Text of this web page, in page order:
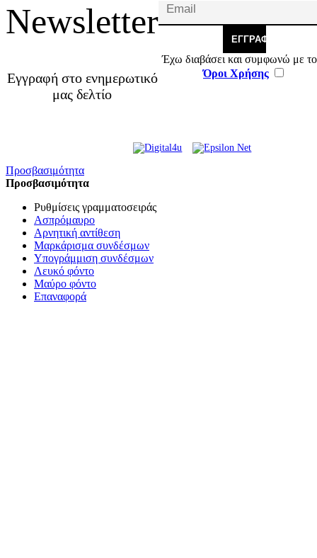
Newsletter
Εγγραφή στο ενημερωτικό
μας δελτίο
ΕΓΓΡΑΦΉ
Έχω διαβάσει και συμφωνώ με
Όροι Χρήσης
Προσβασιμότητα
Προσβασιμότητα
Ρυθμίσεις γραμματοσειράς
Ασπρόμαυρο
Αρνητική αντίθεση
Μαρκάρισμα συνδέσμων
Υπογράμμιση συνδέσμων
Λευκό φόντο
Μαύρο φόντο
Επαναφορά